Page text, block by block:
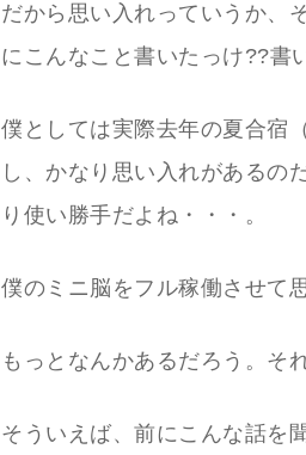
だから思い入れっていうか、
にこんなこと書いたっけ??書
僕としては実際去年の夏合宿
し、かなり思い入れがあるの
り使い勝手だよね・・・。
僕のミニ脳をフル稼働させて
もっとなんかあるだろう。そ
そういえば、前にこんな話を